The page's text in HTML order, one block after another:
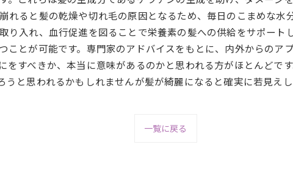
れると髪の乾燥や切れ毛の原因となるため、毎日のこまめな水
り入れ、血行促進を図ることで栄養素の髪への供給をサポート
ことが可能です。専門家のアドバイスをもとに、内外からのア
をすべきか、本当に意味があるのかと思われる方がほとんどで
と思われるかもしれませんが髪が綺麗になると確実に若見え
一覧に戻る